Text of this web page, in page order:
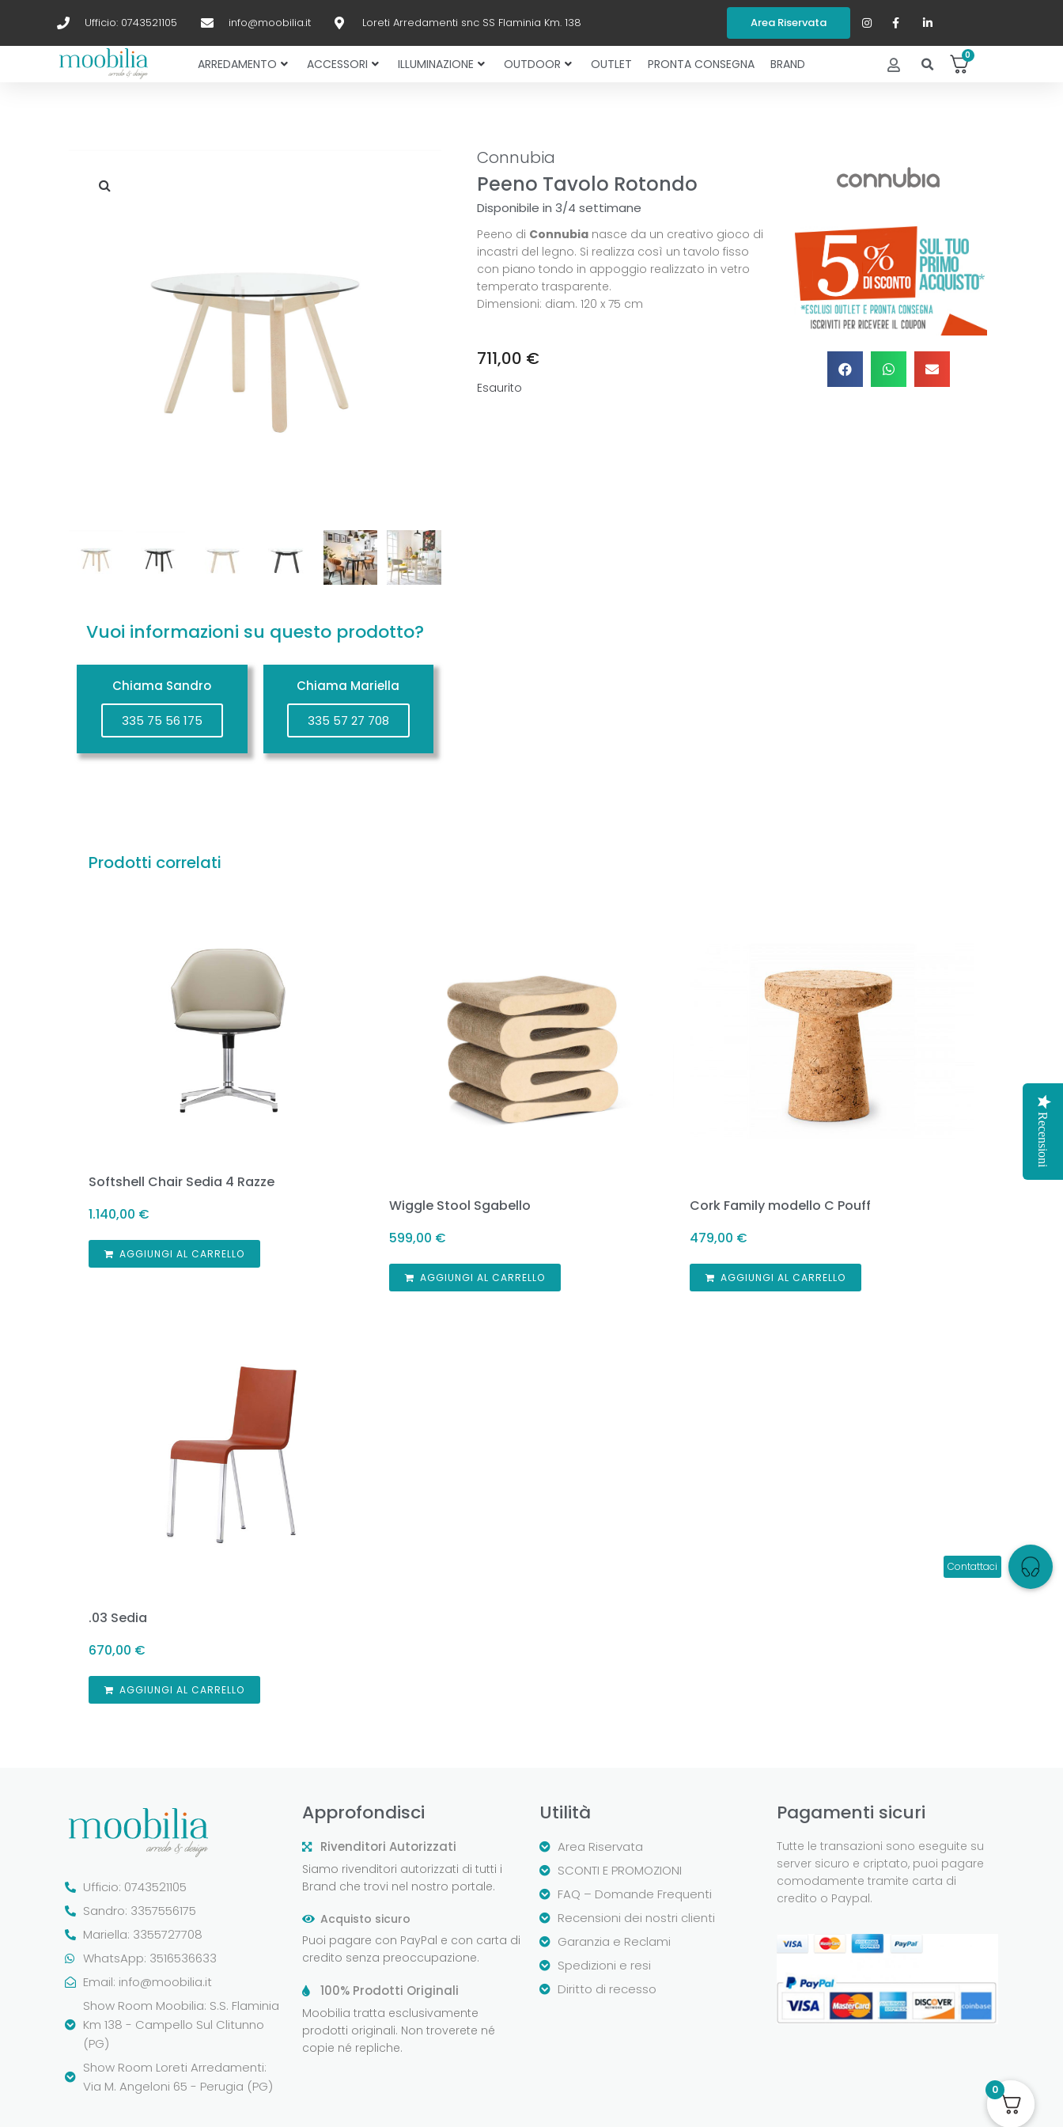
Ufficio: 0743521105 info@moobilia.it Loreti Arredamenti snc SS Flaminia Km. 138 Area Riservata
ARREDAMENTO ACCESSORI ILLUMINAZIONE OUTDOOR OUTLET PRONTA CONSEGNA BRAND
0
Vuoi informazioni su questo prodotto?
Chiama Sandro
335 75 56 175
Chiama Mariella
335 57 27 708
Connubia
Peeno Tavolo Rotondo
Disponibile in 3/4 settimane
Peeno di Connubia nasce da un creativo gioco di
incastri del legno. Si realizza così un tavolo fisso
con piano tondo in appoggio realizzato in vetro
temperato trasparente.
Dimensioni: diam. 120 x 75 cm
711,00 €
Esaurito
Prodotti correlati
Softshell Chair Sedia 4 Razze
1.140,00 €
AGGIUNGI AL CARRELLO
Wiggle Stool Sgabello
599,00 €
AGGIUNGI AL CARRELLO
Cork Family modello C Pouff
479,00 €
AGGIUNGI AL CARRELLO
.03 Sedia
670,00 €
AGGIUNGI AL CARRELLO
Ufficio: 0743521105
Sandro: 3357556175
Mariella: 3355727708
WhatsApp: 3516536633
Email: info@moobilia.it
Show Room Moobilia: S.S. Flaminia
Km 138 - Campello Sul Clitunno
(PG)
Show Room Loreti Arredamenti:
Via M. Angeloni 65 - Perugia (PG)
Approfondisci
Rivenditori Autorizzati
Siamo rivenditori autorizzati di tutti i
Brand che trovi nel nostro portale.
Acquisto sicuro
Puoi pagare con PayPal e con carta di
credito senza preoccupazione.
100% Prodotti Originali
Moobilia tratta esclusivamente
prodotti originali. Non troverete né
copie né repliche.
Utilità
Area Riservata
SCONTI E PROMOZIONI
FAQ – Domande Frequenti
Recensioni dei nostri clienti
Garanzia e Reclami
Spedizioni e resi
Diritto di recesso
Pagamenti sicuri
Tutte le transazioni sono eseguite su
server sicuro e criptato, puoi pagare
comodamente tramite carta di
credito o Paypal.
0
Recensioni